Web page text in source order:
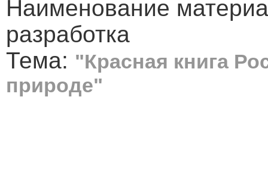
Наименование
разработка
Тема: "Красная книга
природе"